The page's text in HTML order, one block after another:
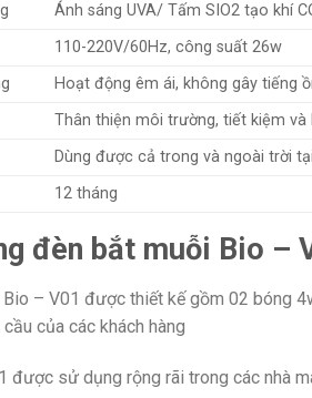
Ánh sáng UVA/ Tấm SIO2 tạo khí
110-220V/60Hz, công suất 26w
Hoạt động êm ái, không gây tiếng
Thân thiện môi trường, tiết kiệm và
Dùng được cả trong và ngoài trời
12 tháng
đèn bắt muỗi Bio –
– V01 được thiết kế gồm 02 bóng
của các khách hàng
được sử dụng rộng rãi trong các nhà